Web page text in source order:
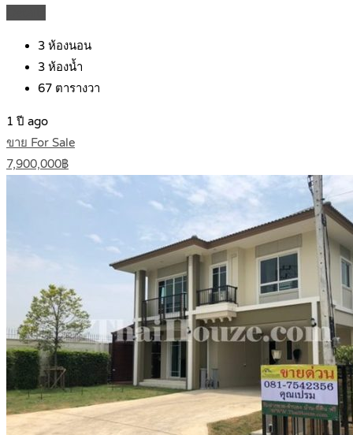
3 ห้องนอน
3 ห้องน้ำ
67 ตารางวา
1 ปี ago
ขาย For Sale
7,900,000฿